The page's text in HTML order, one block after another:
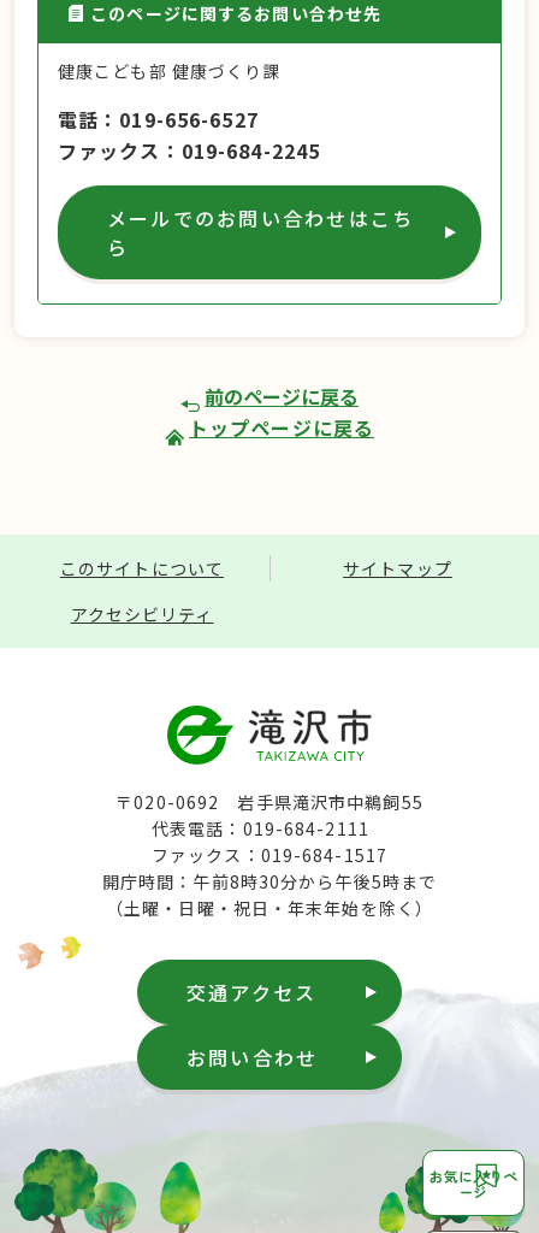
お気に入りペ
ージ
このページに関するお問い合わせ先
健康こども部 健康づくり課
電話
019-656-6527
ファックス
019-684-2245
メールでのお問い合わせはこち
ら
前のページに戻る
トップページに戻る
このサイトについて
サイトマップ
アクセシビリティ
〒020-0692 岩手県滝沢市中鵜飼55
代表電話：019-684-2111
ファックス：019-684-1517
開庁時間：午前8時30分から午後5時まで
（土曜・日曜・祝日・年末年始を除く）
交通アクセス
お問い合わせ